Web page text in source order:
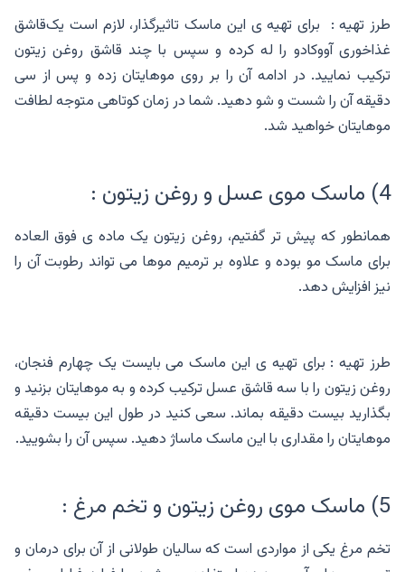
طرز تهیه : برای تهیه ی این ماسک تاثیرگذار، لازم است یک‌قاشق
غذاخوری آووکادو را له کرده و سپس با چند قاشق روغن زیتون
ترکیب نمایید. در ادامه آن را بر روی موهایتان زده و پس از سی
دقیقه آن را شست و شو دهید. شما در زمان کوتاهی متوجه لطافت
موهایتان خواهید شد.
4) ماسک موی عسل و روغن زیتون :
همانطور که پیش تر گفتیم، روغن زیتون یک ماده ی فوق العاده
برای ماسک مو بوده و علاوه بر ترمیم موها می تواند رطوبت آن را
نیز افزایش دهد.
طرز تهیه : برای تهیه ی این ماسک می بایست یک چهارم فنجان،
روغن زیتون را با سه قاشق عسل ترکیب کرده و به موهایتان بزنید و
بگذارید بیست دقیقه بماند. سعی کنید در طول این بیست دقیقه
موهایتان را مقداری با این ماسک ماساژ دهید. سپس آن را بشویید.
5) ماسک موی روغن زیتون و تخم مرغ :
تخم مرغ یکی از مواردی است که سالیان طولانی از آن برای درمان و